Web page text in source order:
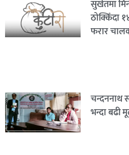
सुर्खेतमा
ठोक्किँदा
फरार
चन्दननाथ
भन्दा बढी